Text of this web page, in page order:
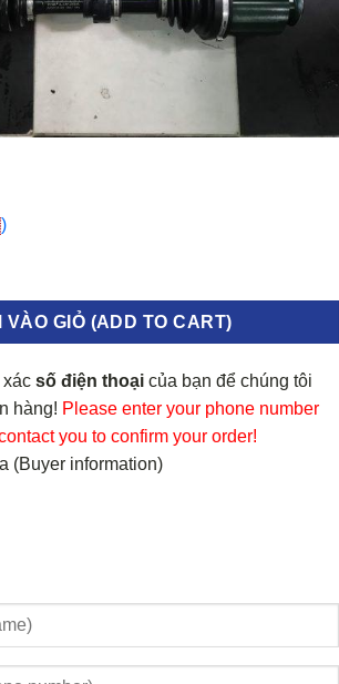
)
SANTAFE 495002B610 số lượng
VÀO GIỎ (ADD TO CART)
xác số điện thoại của bạn để chúng tôi
hàng! Please enter your phone number
you to confirm your order!
(Buyer information)